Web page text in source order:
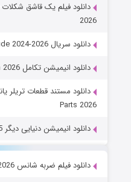
2026
دانلود سریال One Hundred Years of Solitude 2024-2026
دانلود انیمیشن تکامل Evolution 2026
Parts 2026
دانلود انیمیشن دنیایی دیگر Another World 2025
دانلود فیلم ضربه شانس Lucky Strike 2026